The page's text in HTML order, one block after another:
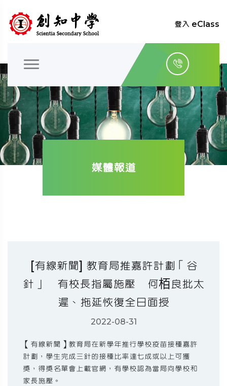
登入 eClass
媒體報道
[有線新聞] 教育局推嘉許計劃「谷
針」 有校長指屬施壓 何栢良批太
遲、拖延恢復全日面授
2022-08-31
【有線新聞】教育局在新學年推行學校疫苗接種嘉許
計劃，學生完成三針的接種比率達七成或以上可獲
獎，得獎名單會上載官網，有學校認為當局向學校和
家長施壓。